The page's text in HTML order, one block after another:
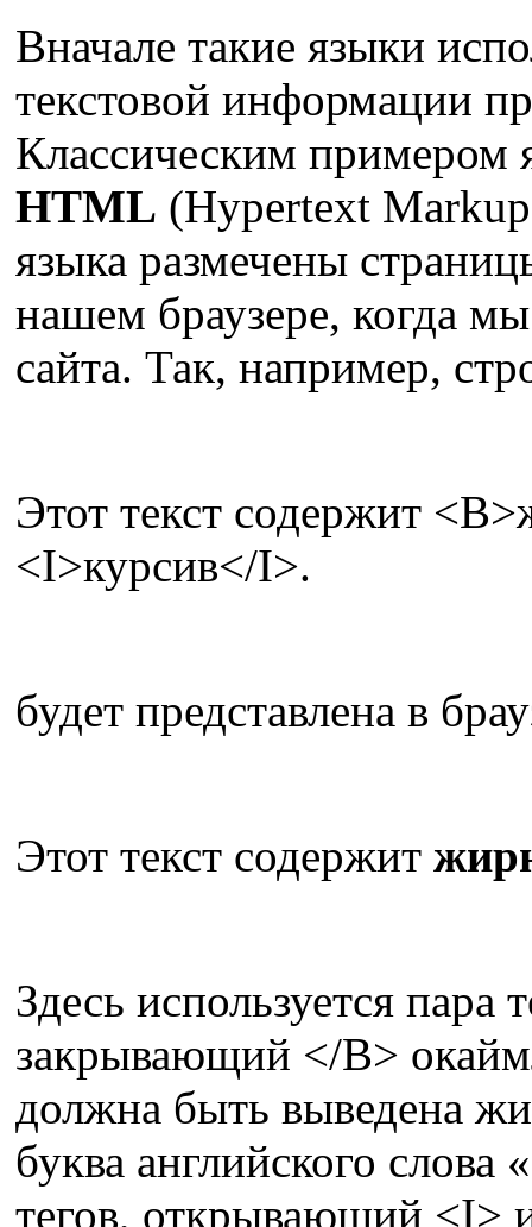
Вначале такие языки
текстовой информации
Классическим примером
HTML (Hypertext
языка размечены
нашем браузере, когда
сайта. Так, например,
Этот текст содержит
<I>курсив</I>.
будет представлена в
Этот текст содержит
Здесь используется
закрывающий </B>
должна быть выведена
буква английского
тегов, открывающий <I>